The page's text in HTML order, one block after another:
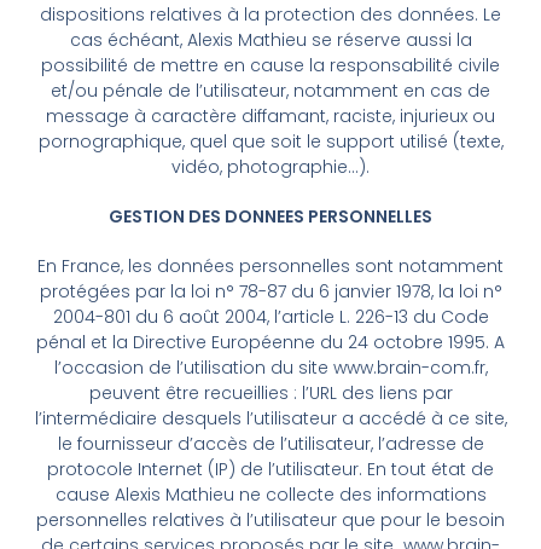
dispositions relatives à la protection des données. Le
cas échéant, Alexis Mathieu se réserve aussi la
possibilité de mettre en cause la responsabilité civile
et/ou pénale de l’utilisateur, notamment en cas de
message à caractère diffamant, raciste, injurieux ou
pornographique, quel que soit le support utilisé (texte,
vidéo, photographie…).
GESTION DES DONNEES PERSONNELLES
En France, les données personnelles sont notamment
protégées par la loi n° 78-87 du 6 janvier 1978, la loi n°
2004-801 du 6 août 2004, l’article L. 226-13 du Code
pénal et la Directive Européenne du 24 octobre 1995. A
l’occasion de l’utilisation du site www.brain-com.fr,
peuvent être recueillies : l’URL des liens par
l’intermédiaire desquels l’utilisateur a accédé à ce site,
le fournisseur d’accès de l’utilisateur, l’adresse de
protocole Internet (IP) de l’utilisateur. En tout état de
cause Alexis Mathieu ne collecte des informations
personnelles relatives à l’utilisateur que pour le besoin